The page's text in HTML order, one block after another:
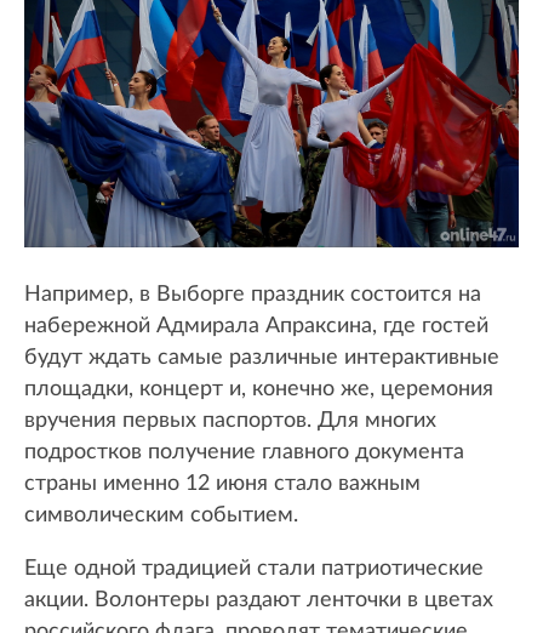
Например, в Выборге праздник состоится на
набережной Адмирала Апраксина, где гостей
будут ждать самые различные интерактивные
площадки, концерт и, конечно же, церемония
вручения первых паспортов. Для многих
подростков получение главного документа
страны именно 12 июня стало важным
символическим событием.
Еще одной традицией стали патриотические
акции. Волонтеры раздают ленточки в цветах